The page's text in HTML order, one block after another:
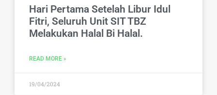
Hari Pertama Setelah Libur Idul
Fitri, Seluruh Unit SIT TBZ
Melakukan Halal Bi Halal.
READ MORE »
19/04/2024